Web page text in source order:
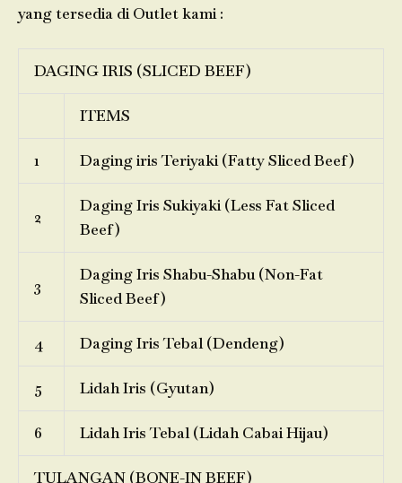
yang tersedia di Outlet kami :
DAGING IRIS (SLICED BEEF)
ITEMS
1 Daging iris Teriyaki (Fatty Sliced Beef)
2
Daging Iris Sukiyaki (Less Fat Sliced
Beef)
3
Daging Iris Shabu-Shabu (Non-Fat
Sliced Beef)
4 Daging Iris Tebal (Dendeng)
5 Lidah Iris (Gyutan)
6 Lidah Iris Tebal (Lidah Cabai Hijau)
TULANGAN (BONE-IN BEEF)